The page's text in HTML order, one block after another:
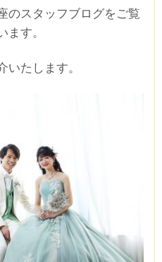
のスタッフブログをご覧
す。
たします。